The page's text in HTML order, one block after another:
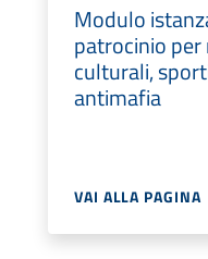
Modulo
patrocinio
culturali,
antimafia
VAI ALLA PAGINA